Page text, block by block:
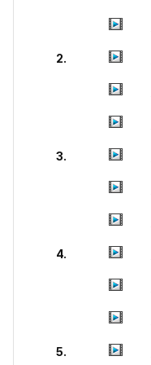
2.
3.
4.
5.